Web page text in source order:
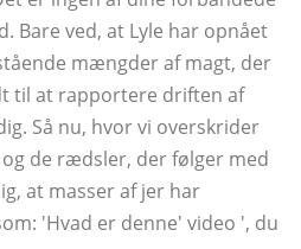
Bare ved, at Lyle har opnået
mængder af magt, der
til at rapportere driften af
Så nu, hvor vi overskrider
de rædsler, der følger med
at masser af jer har
'Hvad er denne' video ', du